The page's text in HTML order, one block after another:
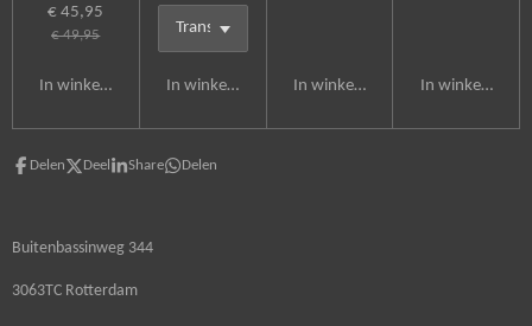
€ 45,95
€ 49,95
In winkelwagen In winkelwagen In winkelwagen In winkelwagen
Delen Deel Share Delen
Buitenbassinweg 344
3063TC Rotterdam